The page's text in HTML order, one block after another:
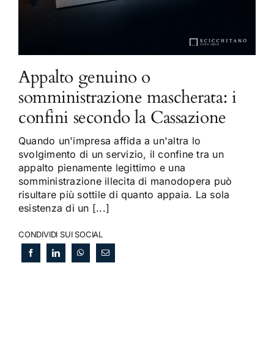
Appalto genuino o
somministrazione mascherata: i
confini secondo la Cassazione
Quando un'impresa affida a un'altra lo
svolgimento di un servizio, il confine tra un
appalto pienamente legittimo e una
somministrazione illecita di manodopera può
risultare più sottile di quanto appaia. La sola
esistenza di un [...]
CONDIVIDI SUI SOCIAL